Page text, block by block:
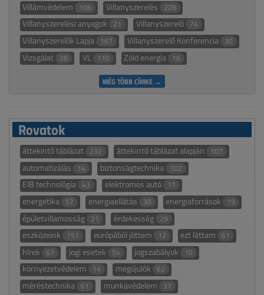
Villámvédelem 106 Villanyszerelés 228
Villanyszerelési anyagok 21 Villanyszerelő 74
Villanyszerelők Lapja 167 Villanyszerelő Konferencia 30
Vizsgálat 28 VL 110 Zöld energia 16
MÉG TÖBB CÍMKE →
Rovatok
áttekintő táblázat 232 áttekintő táblázat alapján 107
automatizálás 14 biztonságtechnika 102
EIB technológia 43 elektromos autó 17
energetika 57 energiaellátás 30 energiaforrások 19
épületvillamosság 21 érdekesség 29
eszközeink 151 európából jöttem 12 ezt láttam 61
hírek 67 jogi esetek 54 jogszabályok 10
környezetvédelem 14 megújulók 62
méréstechnika 61 munkavédelem 37